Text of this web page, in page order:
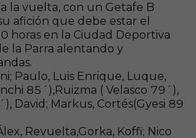
la vuelta, con un Getafe B
afición que debe estar el
horas en la Ciudad Deportiva
la Parra alentando y
Paulo, Luis Enrique, Luque,
85´),Ruizma ( Velasco 79´),
David; Markus, Cortés(Gyesi 89
Revuelta,Gorka, Koffi; Nico